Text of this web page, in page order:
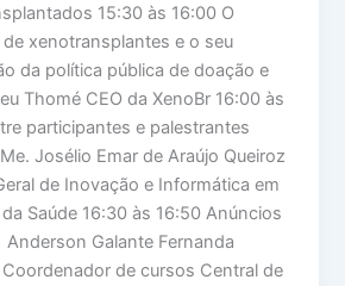
15:30 às 16:00 O
xenotransplantes e o seu
da política pública de doação e
Thomé CEO da XenoBr 16:00 às
participantes e palestrantes
Josélio Emar de Araújo Queiroz
de Inovação e Informática em
Saúde 16:30 às 16:50 Anúncios
Galante Fernanda
de cursos Central de